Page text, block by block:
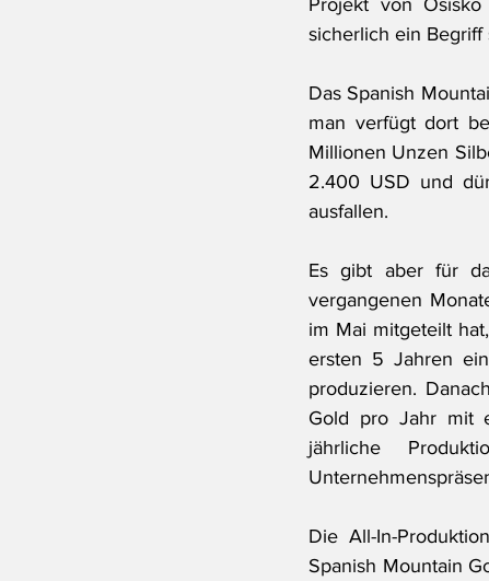
Projekt von
sicherlich ein Begriff
Das Spanish
man verfügt dort
Millionen Unzen
2.400 USD und
ausfallen.
Es gibt aber für
vergangenen
im Mai mitgeteilt
ersten 5 Jahren
produzieren.
Gold pro Jahr mit
jährliche
Die All-In-
Spanish Mountain